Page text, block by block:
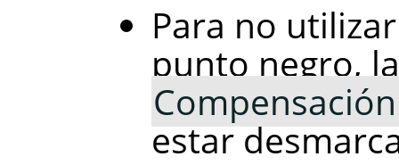
Para no
punto negro,
estar